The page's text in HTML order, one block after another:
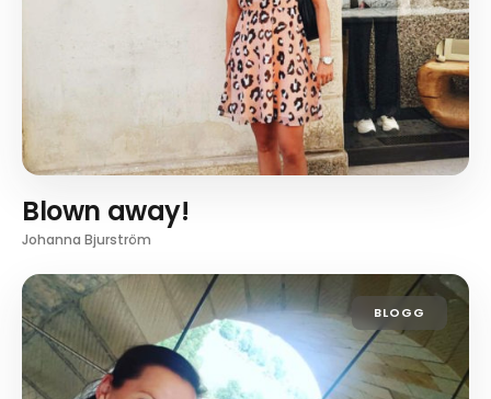
Blown away!
Johanna Bjurström
BLOGG